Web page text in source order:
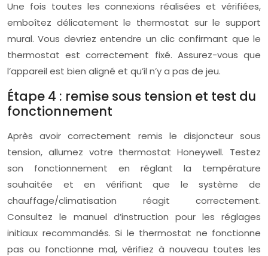
Une fois toutes les connexions réalisées et vérifiées,
emboîtez délicatement le thermostat sur le support
mural. Vous devriez entendre un clic confirmant que le
thermostat est correctement fixé. Assurez-vous que
l’appareil est bien aligné et qu’il n’y a pas de jeu.
Étape 4 : remise sous tension et test du
fonctionnement
Après avoir correctement remis le disjoncteur sous
tension, allumez votre thermostat Honeywell. Testez
son fonctionnement en réglant la température
souhaitée et en vérifiant que le système de
chauffage/climatisation réagit correctement.
Consultez le manuel d’instruction pour les réglages
initiaux recommandés. Si le thermostat ne fonctionne
pas ou fonctionne mal, vérifiez à nouveau toutes les